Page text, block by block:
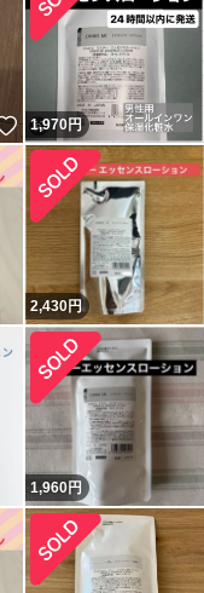
いいね！
1,970円
2,430円
1,960円